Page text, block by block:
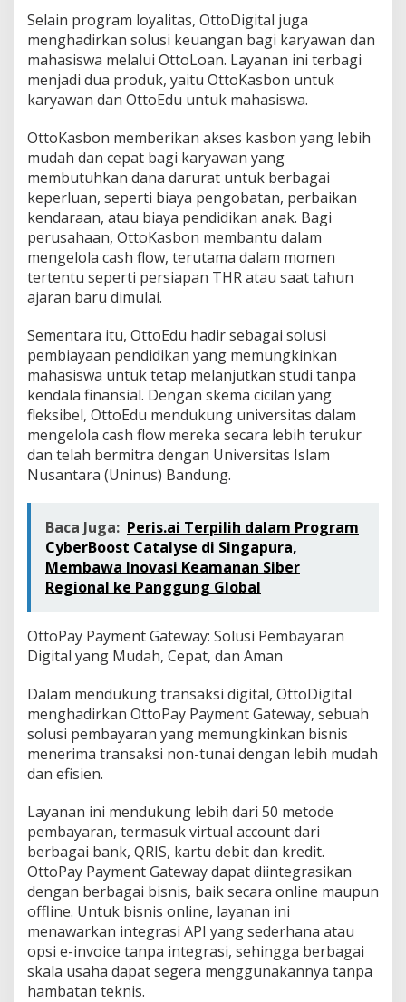
Selain program loyalitas, OttoDigital juga
menghadirkan solusi keuangan bagi karyawan dan
mahasiswa melalui OttoLoan. Layanan ini terbagi
menjadi dua produk, yaitu OttoKasbon untuk
karyawan dan OttoEdu untuk mahasiswa.
OttoKasbon memberikan akses kasbon yang lebih
mudah dan cepat bagi karyawan yang
membutuhkan dana darurat untuk berbagai
keperluan, seperti biaya pengobatan, perbaikan
kendaraan, atau biaya pendidikan anak. Bagi
perusahaan, OttoKasbon membantu dalam
mengelola cash flow, terutama dalam momen
tertentu seperti persiapan THR atau saat tahun
ajaran baru dimulai.
Sementara itu, OttoEdu hadir sebagai solusi
pembiayaan pendidikan yang memungkinkan
mahasiswa untuk tetap melanjutkan studi tanpa
kendala finansial. Dengan skema cicilan yang
fleksibel, OttoEdu mendukung universitas dalam
mengelola cash flow mereka secara lebih terukur
dan telah bermitra dengan Universitas Islam
Nusantara (Uninus) Bandung.
Baca Juga: Peris.ai Terpilih dalam Program
CyberBoost Catalyse di Singapura,
Membawa Inovasi Keamanan Siber
Regional ke Panggung Global
OttoPay Payment Gateway: Solusi Pembayaran
Digital yang Mudah, Cepat, dan Aman
Dalam mendukung transaksi digital, OttoDigital
menghadirkan OttoPay Payment Gateway, sebuah
solusi pembayaran yang memungkinkan bisnis
menerima transaksi non-tunai dengan lebih mudah
dan efisien.
Layanan ini mendukung lebih dari 50 metode
pembayaran, termasuk virtual account dari
berbagai bank, QRIS, kartu debit dan kredit.
OttoPay Payment Gateway dapat diintegrasikan
dengan berbagai bisnis, baik secara online maupun
offline. Untuk bisnis online, layanan ini
menawarkan integrasi API yang sederhana atau
opsi e-invoice tanpa integrasi, sehingga berbagai
skala usaha dapat segera menggunakannya tanpa
hambatan teknis.